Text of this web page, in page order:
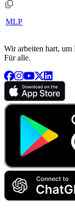
MLP
Wir arbeiten hart, um
Für alle.